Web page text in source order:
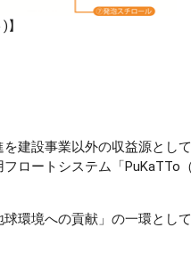
建設事業以外の収益源と
ロートシステム「
環境への貢献」の一環とし